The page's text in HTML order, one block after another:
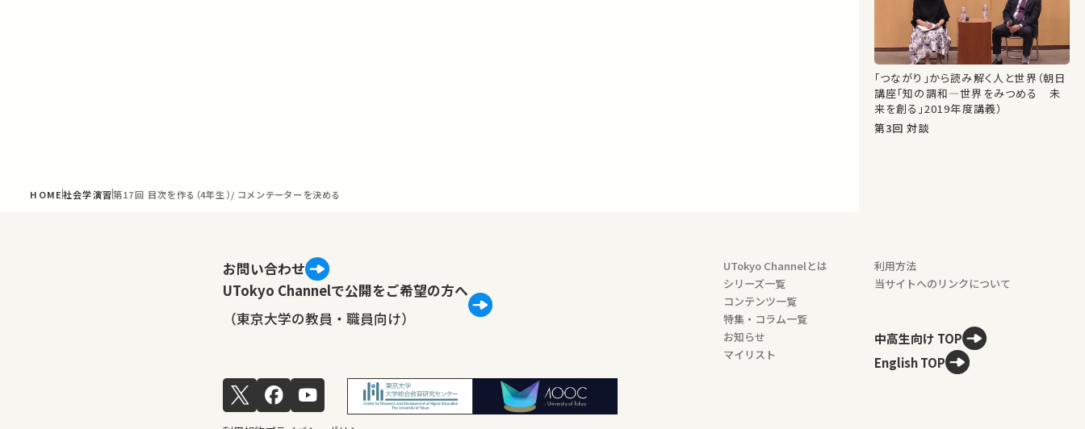
HOME社会学演習第17回 目次を作る（4年生）/ コメンテーターを決める
「つながり」から読み解く人と世界（朝日
講座「知の調和―世界をみつめる 未
来を創る」2019年度講義）
第3回 対談
お問い合わせ
UTokyo Channelで公開をご希望の方へ
（東京大学の教員・職員向け）
UTokyo Channelとは
シリーズ一覧
コンテンツ一覧
特集・コラム一覧
お知らせ
マイリスト
利用方法
当サイトへのリンクについて
中高生向け TOP
English TOP